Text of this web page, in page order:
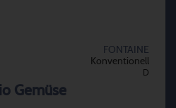
FONTAINE
Konventionell
D
Gemüse